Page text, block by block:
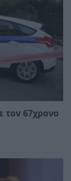
τον 67χρονο